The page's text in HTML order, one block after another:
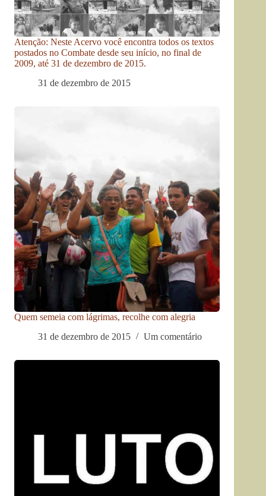
Atenção: Neste Acervo você encontra todos os textos
postados no Combate desde seu início, no final de
2009, até 31 de dezembro de 2015.
31 de dezembro de 2015
Quem semeia com lágrimas, recolhe com alegria
31 de dezembro de 2015
Um comentário